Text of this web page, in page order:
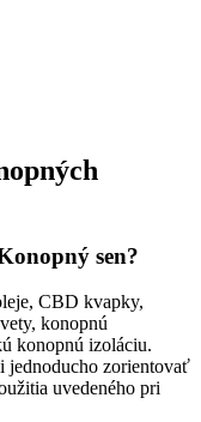
sen?
CBD kvapky,
konopnú
konopnú izoláciu.
jednoducho zorientovať
uvedeného pri